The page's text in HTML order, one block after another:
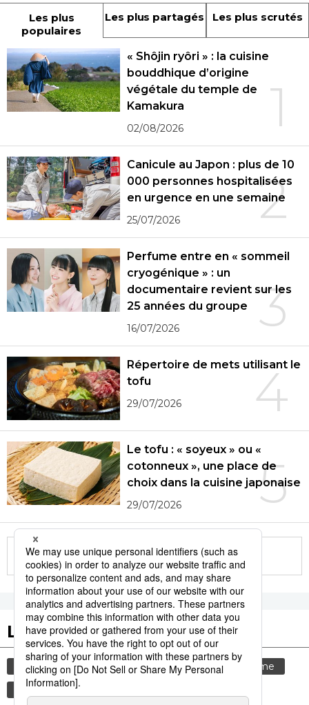
Les plus
populaires
Les plus partagés Les plus scrutés
1
« Shôjin ryôri » : la cuisine
bouddhique d’origine
végétale du temple de
Kamakura
02/08/2026
2
Canicule au Japon : plus de 10
000 personnes hospitalisées
en urgence en une semaine
25/07/2026
3
Perfume entre en « sommeil
cryogénique » : un
documentaire revient sur les
25 années du groupe
16/07/2026
4
Répertoire de mets utilisant le
tofu
29/07/2026
5
Le tofu : « soyeux » ou «
cotonneux », une place de
choix dans la cuisine japonaise
29/07/2026
More in this series
Les tags populaires
gastronomie culture histoire
tourisme
femme